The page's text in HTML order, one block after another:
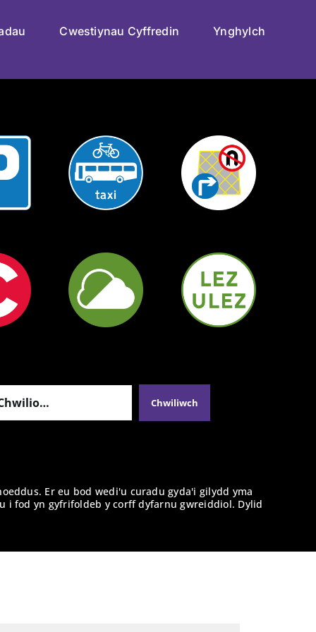
Cwestiynau Cyffredin Ynghylch
Er eu bod wedi'u curadu gyda'i gilydd yma
i fod yn gyfrifoldeb y corff dyfarnu gwreiddiol. Dylid